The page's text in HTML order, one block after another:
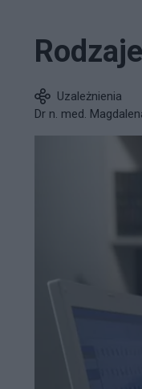
Uzależnienia
Dr n. med.